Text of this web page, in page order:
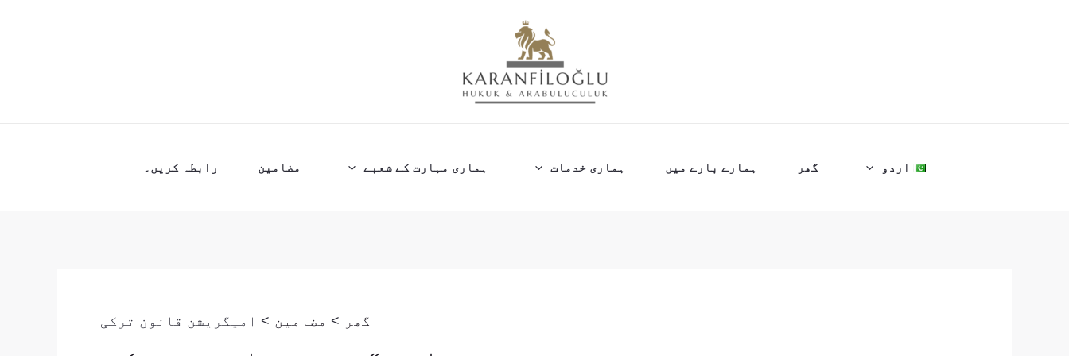
اردو گھر ہمارے بارے میں ہماری خدمات ہماری مہارت کے شعبے مضامین رابطہ کریں۔
گھر مضامین امیگریشن قانون ترکی